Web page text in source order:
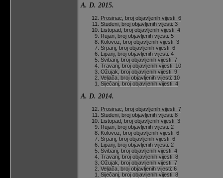
A. D. 2015.
Prosinac, broj objavljenih vijesti: 6
Studeni, broj objavljenih vijesti: 3
Listopad, broj objavljenih vijesti: 4
Rujan, broj objavljenih vijesti: 5
Kolovoz, broj objavljenih vijesti: 3
Srpanj, broj objavljenih vijesti: 6
Lipanj, broj objavljenih vijesti: 4
Svibanj, broj objavljenih vijesti: 7
Travanj, broj objavljenih vijesti: 10
Ožujak, broj objavljenih vijesti: 9
Veljača, broj objavljenih vijesti: 10
Siječanj, broj objavljenih vijesti: 4
A. D. 2014.
Prosinac, broj objavljenih vijesti: 7
Studeni, broj objavljenih vijesti: 8
Listopad, broj objavljenih vijesti: 3
Rujan, broj objavljenih vijesti: 2
Kolovoz, broj objavljenih vijesti: 6
Srpanj, broj objavljenih vijesti: 6
Lipanj, broj objavljenih vijesti: 2
Svibanj, broj objavljenih vijesti: 4
Travanj, broj objavljenih vijesti: 8
Ožujak, broj objavljenih vijesti: 7
Veljača, broj objavljenih vijesti: 6
Siječanj, broj objavljenih vijesti: 8